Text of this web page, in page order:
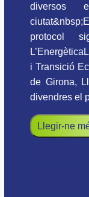
diversos
protocol
i Transició
de Girona,
divendres el
Llegir-ne